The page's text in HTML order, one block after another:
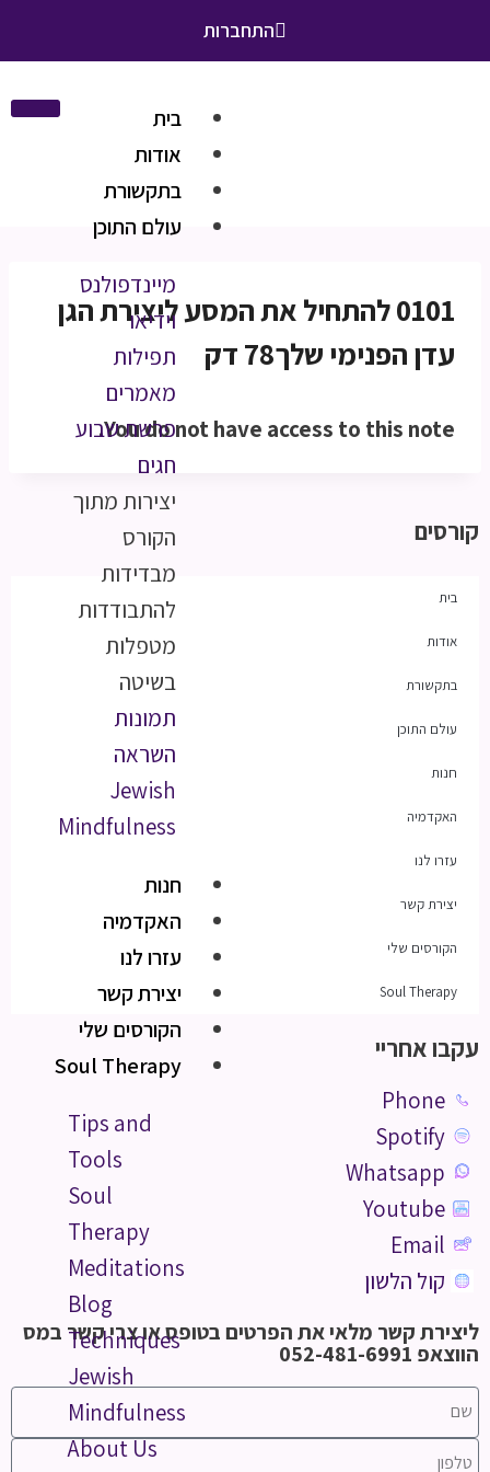
התחברות
בית
אודות
בתקשורת
עולם התוכן
מיינדפולנס
וידיאו
תפילות
מאמרים
פרשת שבוע
חגים
יצירות מתוך
הקורס
מבדידות
להתבודדות
מטפלות
בשיטה
תמונות
השראה
Jewish
Mindfulness
חנות
האקדמיה
עזרו לנו
יצירת קשר
הקורסים שלי
Soul Therapy
Tips and
Tools
Soul
Therapy
Meditations
Blog
Techniques
Jewish
Mindfulness
About Us
0101 להתחיל את המסע ליצירת הגן
עדן הפנימי שלך78 דק
You do not have access to this note.
קורסים
בית
אודות
בתקשורת
עולם התוכן
חנות
האקדמיה
עזרו לנו
יצירת קשר
הקורסים שלי
Soul Therapy
עקבו אחריי
Phone
Spotify
Whatsapp
Youtube
Email
קול הלשון
ליצירת קשר מלאי את הפרטים בטופס או צרי קשר במס
הווצאפ 052-481-6991